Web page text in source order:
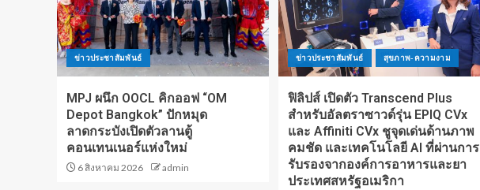
ข่าวประชาสัมพันธ์
MPJ ผนึก OOCL คิกออฟ “OM
Depot Bangkok” ปักหมุด
ลาดกระบังเปิดตัวลานตู้
คอนเทนเนอร์แห่งใหม่
6 สิงหาคม 2026 admin
ข่าวประชาสัมพันธ์ สุขภาพ-ความงาม
ฟิลิปส์ เปิดตัว Transcend Plus
สำหรับอัลตราซาวด์รุ่น EPIQ CVx
และ Affiniti CVx ชูจุดเด่นด้านภาพ
คมชัด และเทคโนโลยี AI ที่ผ่านการ
รับรองจากองค์การอาหารและยา
ประเทศสหรัฐอเมริกา